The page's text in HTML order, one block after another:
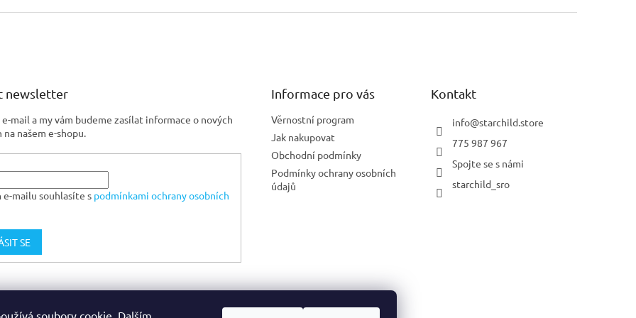
soubory cookie. Dalším
newsletter
mail a my vám budeme zasílat informace o nových
našem e-shopu.
mailu souhlasíte s podmínkami ochrany osobních
SE
Informace pro vás
Věrnostní program
Jak nakupovat
Obchodní podmínky
Podmínky ochrany osobních
údajů
Kontakt
info@starchild.store
775 987 967
Spojte se s námi
starchild_sro